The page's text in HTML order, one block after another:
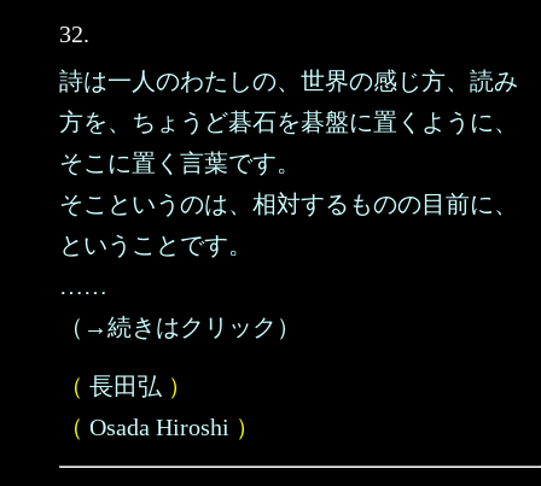
32.
詩は一人のわたしの、世界の感じ方、読み
方を、ちょうど碁石を碁盤に置くように、
そこに置く言葉です。
そこというのは、相対するものの目前に、
ということです。
……
（→続きはクリック）
（ 長田弘 ）
（ Osada Hiroshi ）